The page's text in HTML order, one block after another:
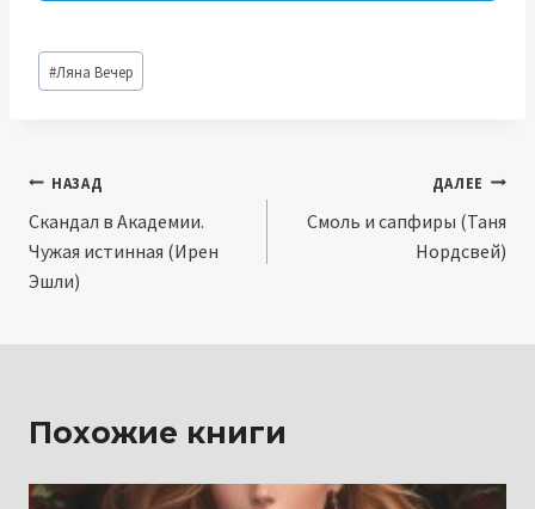
Метки
записи:
#Ляна Вечер
Навигация
по
записям
НАЗАД
Скандал в Академии.
Чужая истинная (Ирен
Эшли)
ДАЛЕЕ
Смоль и сапфиры (Таня
Нордсвей)
Похожие книги